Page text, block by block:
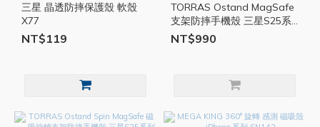
三星 晶透防摔保護殼 軟殼
X77
NT$119
TORRAS Ostand MagSafe
支架防摔手機殼 三星S25系
列 TORSS05
NT$990